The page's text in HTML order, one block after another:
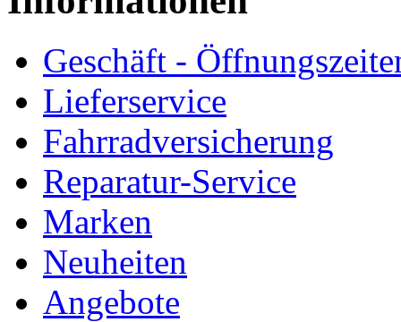
Geschäft -
Lieferservice
Fahrradversicherung
Reparatur-Service
Marken
Neuheiten
Angebote